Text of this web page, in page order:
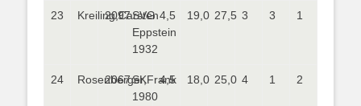
23 Kreiling,Carsten
2097SVG
Eppstein
1932
4,5 19,0 27,5 3 3 1
24 Rosenberger,Frank
2067SK
1980
4,5 18,0 25,0 4 1 2